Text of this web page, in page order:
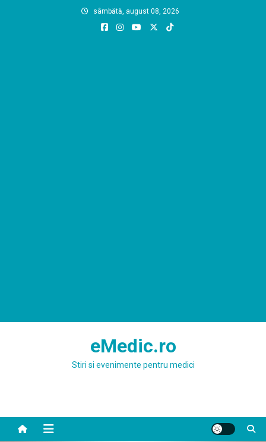
sâmbătă, august 08, 2026
eMedic.ro
Stiri si evenimente pentru medici